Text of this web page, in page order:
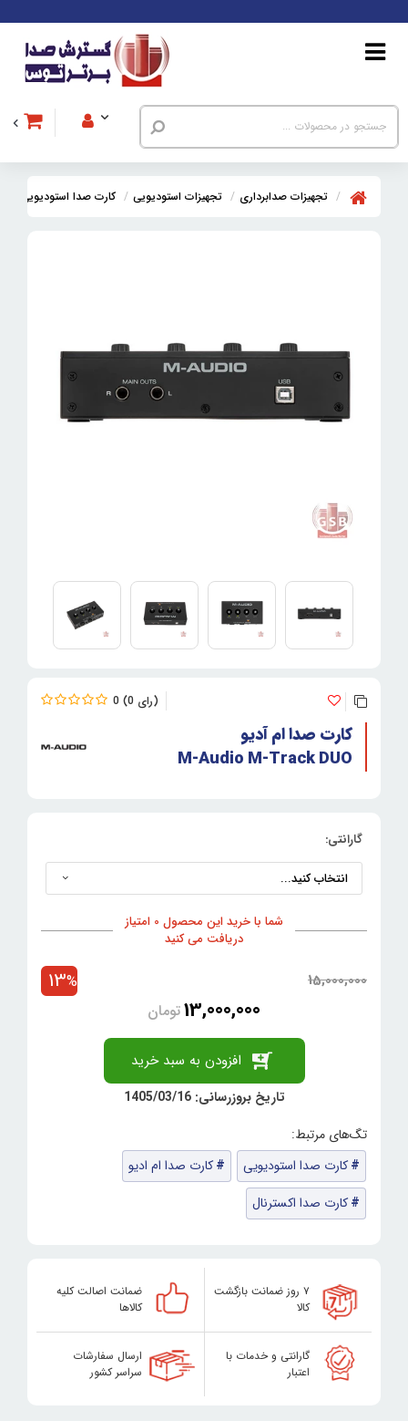
تجهیزات صدابرداری تجهیزات استودیویی کارت صدا استودیویی
0 0
کارت صدا ام آدیو
M-Audio M-Track DUO
گارانتی:
شما با خرید این محصول 0 امتیاز
دریافت می کنید
15,000,000
13,000,000تومان
13%
افزودن به سبد خرید
تاریخ بروزرسانی: 1405/03/16
کارت صدا استودیویی
کارت صدا ام ادیو
کارت صدا اکسترنال
۷ روز ضمانت بازگشت
کالا
ضمانت اصالت کلیه
کالاها
گارانتی و خدمات با
اعتبار
ارسال سفارشات
سراسر کشور